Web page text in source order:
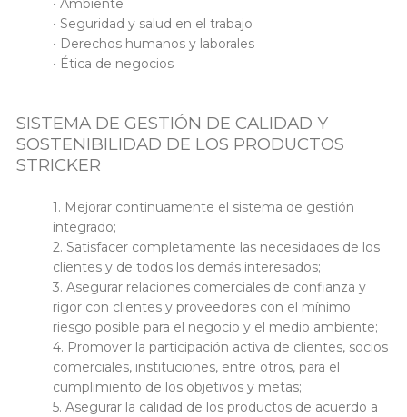
• Ambiente
• Seguridad y salud en el trabajo
• Derechos humanos y laborales
• Ética de negocios
SISTEMA DE GESTIÓN DE CALIDAD Y
SOSTENIBILIDAD DE LOS PRODUCTOS
STRICKER
1. Mejorar continuamente el sistema de gestión
integrado;
2. Satisfacer completamente las necesidades de los
clientes y de todos los demás interesados;
3. Asegurar relaciones comerciales de confianza y
rigor con clientes y proveedores con el mínimo
riesgo posible para el negocio y el medio ambiente;
4. Promover la participación activa de clientes, socios
comerciales, instituciones, entre otros, para el
cumplimiento de los objetivos y metas;
5. Asegurar la calidad de los productos de acuerdo a